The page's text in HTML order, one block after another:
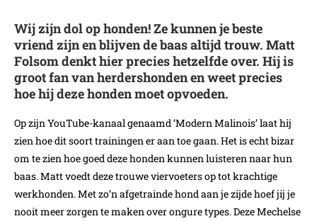
Wij zijn dol op honden! Ze kunnen je beste
vriend zijn en blijven de baas altijd trouw. Matt
Folsom denkt hier precies hetzelfde over. Hij is
groot fan van herdershonden en weet precies
hoe hij deze honden moet opvoeden.
Op zijn YouTube-kanaal genaamd ‘Modern Malinois’ laat hij
zien hoe dit soort trainingen er aan toe gaan. Het is echt bizar
om te zien hoe goed deze honden kunnen luisteren naar hun
baas. Matt voedt deze trouwe viervoeters op tot krachtige
werkhonden. Met zo’n afgetrainde hond aan je zijde hoef jij je
nooit meer zorgen te maken over ongure types. Deze Mechelse